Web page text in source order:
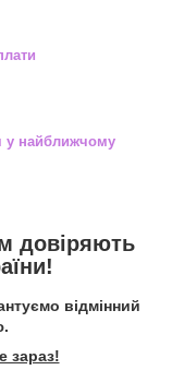
у найближчому
довіряють
відмінний
зараз!